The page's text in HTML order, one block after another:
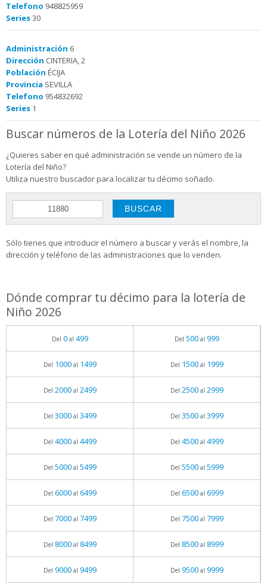
Telefono 948825959
Series30
Administración 6
Dirección CINTERIA, 2
Población ÉCIJA
Provincia SEVILLA
Telefono 954832692
Series 1
Buscar números de la Lotería del Niño 2026
¿Quieres saber en qué administración se vende un número de la
Lotería del Niño?
Utiliza nuestro buscador para localizar tu décimo soñado.
Sólo tienes que introducir el número a buscar y verás el nombre, la
dirección y teléfono de las administraciones que lo venden.
Dónde comprar tu décimo para la lotería de
Niño 2026
Del 0al 499 Del 500al 999
Del 1000al 1499 Del 1500al 1999
Del 2000al 2499 Del 2500al 2999
Del 3000al 3499 Del 3500al 3999
Del 4000al 4499 Del 4500al 4999
Del 5000al 5499 Del 5500al 5999
Del 6000al 6499 Del 6500al 6999
Del 7000al 7499 Del 7500al 7999
Del 8000al 8499 Del 8500al 8999
Del 9000al 9499 Del 9500al 9999